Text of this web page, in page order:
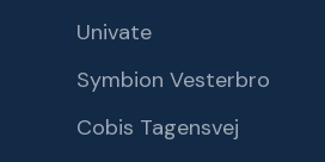
Univate
Symbion Vesterbro
Cobis Tagensvej